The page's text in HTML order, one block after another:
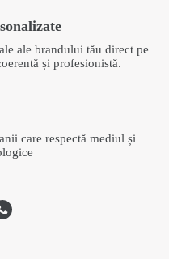
ale brandului tău direct pe
și profesionistă.
care respectă mediul și